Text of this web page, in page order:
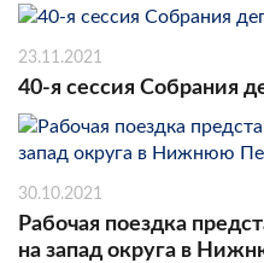
23.11.2021
40-я сессия Собрания
30.10.2021
Рабочая поездка
на запад округа в